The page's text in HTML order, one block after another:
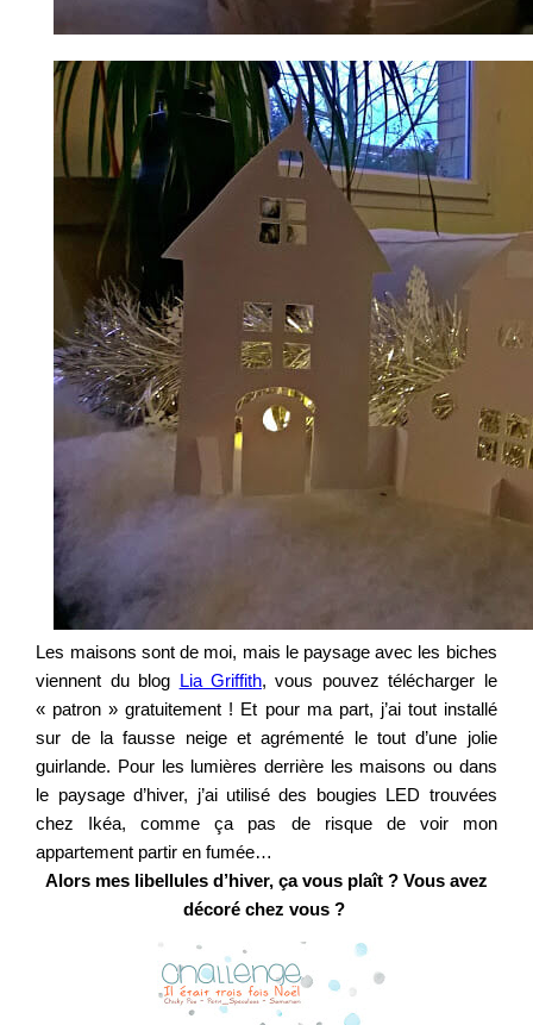
Les maisons sont de moi, mais le paysage avec les biches
viennent du blog Lia Griffith, vous pouvez télécharger le
« patron » gratuitement ! Et pour ma part, j’ai tout installé
sur de la fausse neige et agrémenté le tout d’une jolie
guirlande. Pour les lumières derrière les maisons ou dans
le paysage d’hiver, j’ai utilisé des bougies LED trouvées
chez Ikéa, comme ça pas de risque de voir mon
appartement partir en fumée…
Alors mes libellules d’hiver, ça vous plaît ? Vous avez
décoré chez vous ?